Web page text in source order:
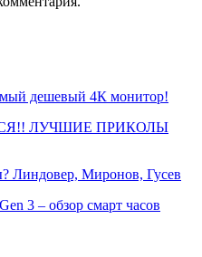
дешевый 4К монитор!
ЛУЧШИЕ ПРИКОЛЫ
Миронов, Гусев
3 – обзор смарт часов